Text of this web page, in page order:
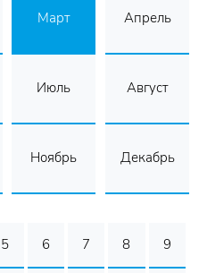
Март Апрель
Июль Август
Ноябрь Декабрь
5 6 7 8 9